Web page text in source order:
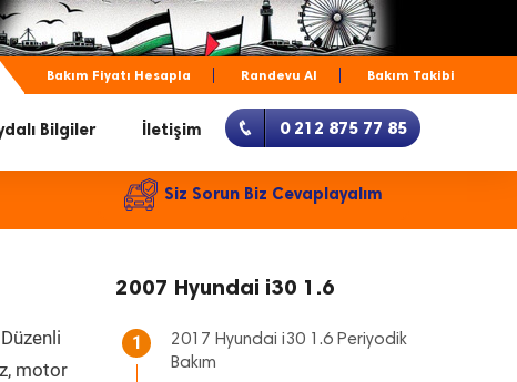
Bakım Fiyatı Hesapla Randevu Al Bakım Takibi
Bilgiler İletişim 0 212 875 77 85
Siz Sorun Biz Cevaplayalım
motor
2007 Hyundai i30 1.6
1
2017 Hyundai i30 1.6 Periyodik
Bakım